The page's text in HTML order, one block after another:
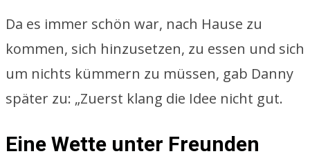
Da es immer schön war, nach Hause zu
kommen, sich hinzusetzen, zu essen und sich
um nichts kümmern zu müssen, gab Danny
später zu: „Zuerst klang die Idee nicht gut.
Eine Wette unter Freunden